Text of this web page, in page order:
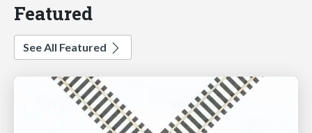
Featured
See All Featured